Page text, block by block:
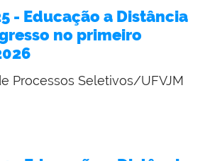
- Educação a Distância
no primeiro
Processos Seletivos/UFVJM